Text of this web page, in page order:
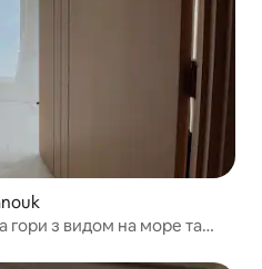
гори з видом на море та